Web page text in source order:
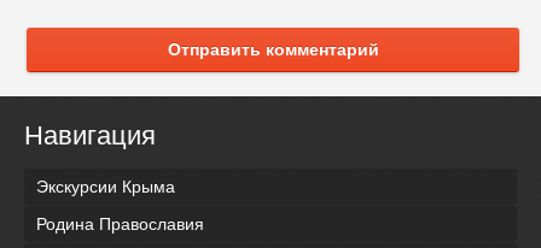
Отправить комментарий
Навигация
Экскурсии Крыма
Родина Православия